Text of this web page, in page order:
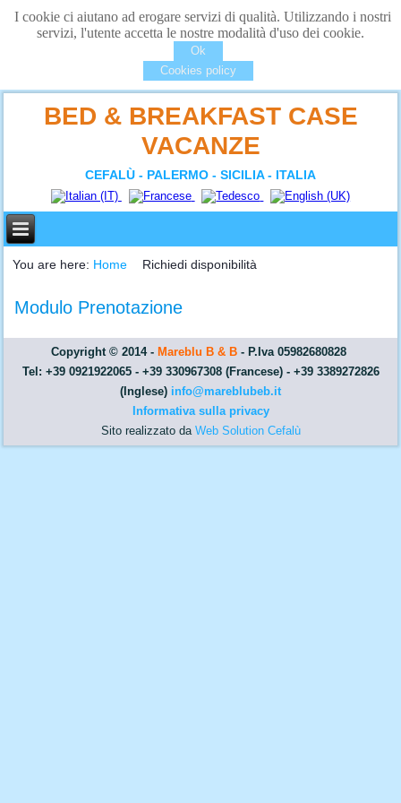
I cookie ci aiutano ad erogare servizi di qualità. Utilizzando i nostri
servizi, l'utente accetta le nostre modalità d'uso dei cookie.
Ok
Cookies policy
BED & BREAKFAST CASE
VACANZE
CEFALÙ - PALERMO - SICILIA - ITALIA
You are here: Home Richiedi disponibilità
Modulo Prenotazione
Copyright © 2014 - Mareblu B & B - P.Iva 05982680828
Tel: +39 0921922065 - +39 330967308 (Francese) - +39 3389272826
(Inglese) info@mareblubeb.it
Informativa sulla privacy
Sito realizzato da Web Solution Cefalù